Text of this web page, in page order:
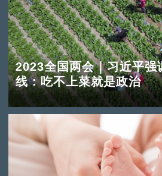
2023全国两会｜习近平强
线：吃不上菜就是政治